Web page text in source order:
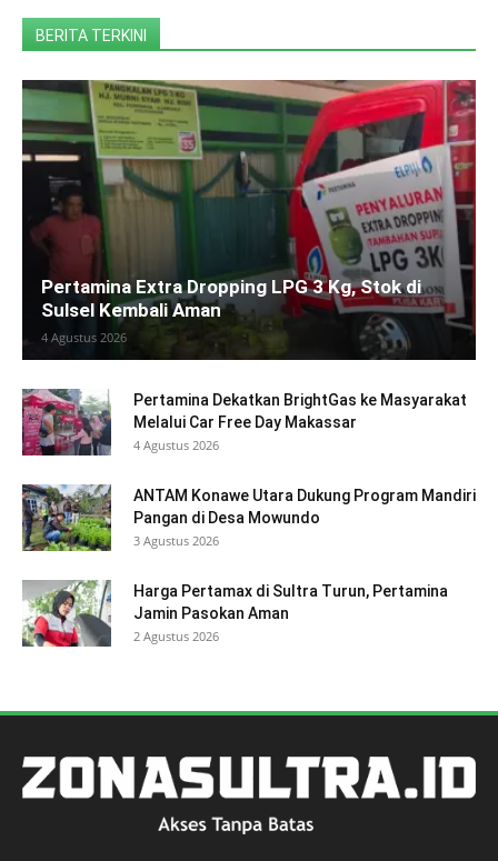
BERITA TERKINI
Pertamina Extra Dropping LPG 3 Kg, Stok di
Sulsel Kembali Aman
4 Agustus 2026
Pertamina Dekatkan BrightGas ke Masyarakat
Melalui Car Free Day Makassar
4 Agustus 2026
ANTAM Konawe Utara Dukung Program Mandiri
Pangan di Desa Mowundo
3 Agustus 2026
Harga Pertamax di Sultra Turun, Pertamina
Jamin Pasokan Aman
2 Agustus 2026